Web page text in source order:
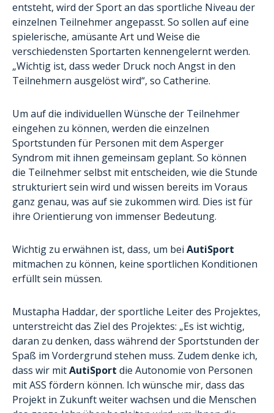
entsteht, wird der Sport an das sportliche Niveau der
einzelnen Teilnehmer angepasst. So sollen auf eine
spielerische, amüsante Art und Weise die
verschiedensten Sportarten kennengelernt werden.
„Wichtig ist, dass weder Druck noch Angst in den
Teilnehmern ausgelöst wird“, so Catherine.
Um auf die individuellen Wünsche der Teilnehmer
eingehen zu können, werden die einzelnen
Sportstunden für Personen mit dem Asperger
Syndrom mit ihnen gemeinsam geplant. So können
die Teilnehmer selbst mit entscheiden, wie die Stunde
strukturiert sein wird und wissen bereits im Voraus
ganz genau, was auf sie zukommen wird. Dies ist für
ihre Orientierung von immenser Bedeutung.
Wichtig zu erwähnen ist, dass, um bei AutiSport
mitmachen zu können, keine sportlichen Konditionen
erfüllt sein müssen.
Mustapha Haddar, der sportliche Leiter des Projektes,
unterstreicht das Ziel des Projektes: „Es ist wichtig,
daran zu denken, dass während der Sportstunden der
Spaß im Vordergrund stehen muss. Zudem denke ich,
dass wir mitAutiSport die Autonomie von Personen
mit ASS fördern können. Ich wünsche mir, dass das
Projekt in Zukunft weiter wachsen und die Menschen